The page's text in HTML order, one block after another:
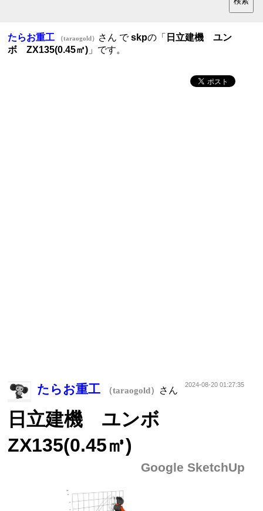
たらお重工 （taraogold） さん でskpの「 日立建機 ユン
ボ ZX135(0.45㎥) 」です。
たらお重工 （taraogold） さん
2024-08-20 01:27:35
日立建機 ユンボ
ZX135(0.45㎥)
Google SketchUp